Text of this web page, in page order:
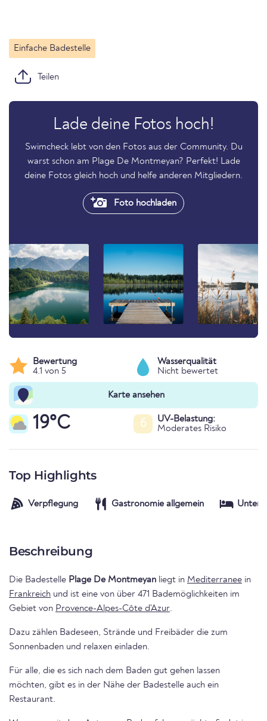
Einfache Badestelle
Teilen
Lade deine Fotos hoch!
Swimcheck lebt von den Fotos aus der Community. Du
warst schon am Plage De Montmeyan? Perfekt! Lade
deine Fotos gleich hoch und helfe anderen Mitgliedern.
Foto hochladen
Bewertung
4.1 von 5
Wasserqualität
Nicht bewertet
Karte ansehen
19°C 6
UV-Belastung:
Moderates Risiko
Top Highlights
Verpflegung Gastronomie allgemein
Beschreibung
Die Badestelle Plage De Montmeyan liegt in Mediterranee in
Frankreich und ist eine von über 471 Bademöglichkeiten im
Gebiet von Provence-Alpes-Côte d'Azur.
Dazu zählen Badeseen, Strände und Freibäder die zum
Sonnenbaden und relaxen einladen.
Für alle, die es sich nach dem Baden gut gehen lassen
möchten, gibt es in der Nähe der Badestelle auch ein
Restaurant.